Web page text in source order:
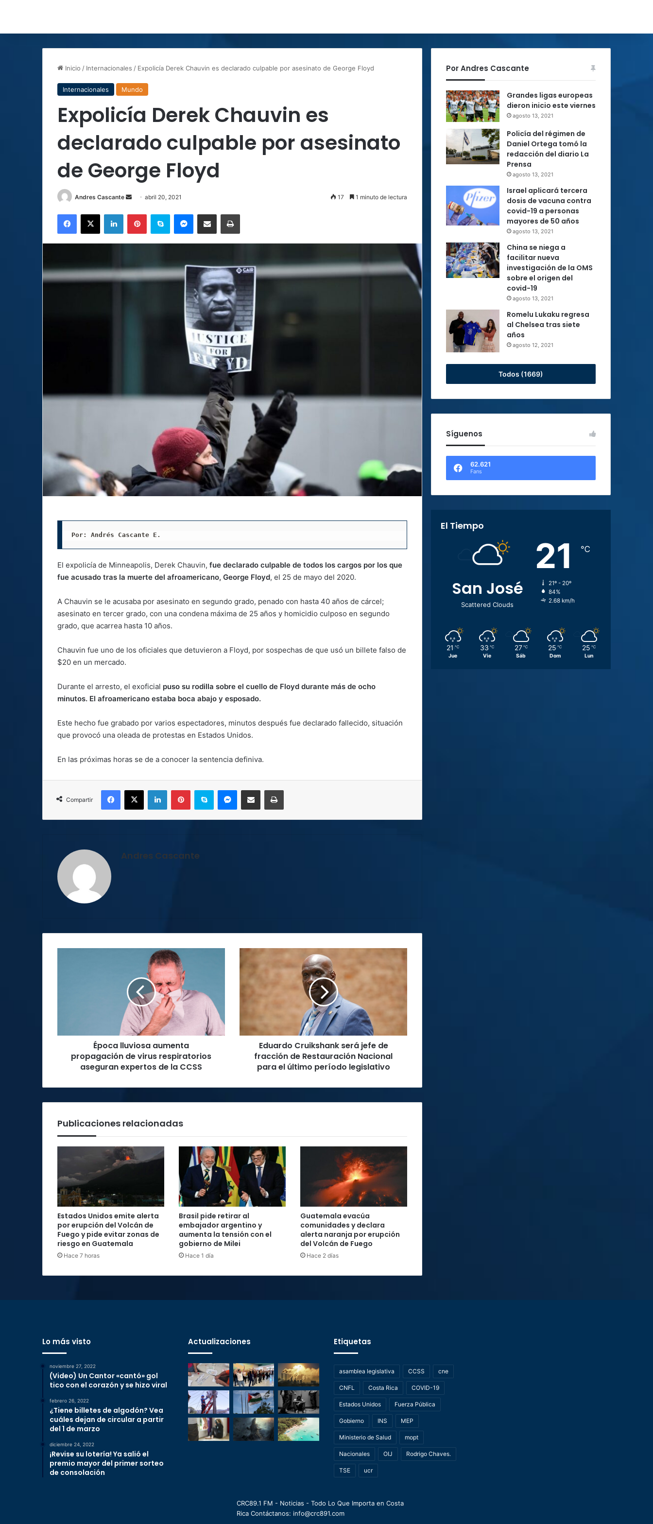
Inicio / Internacionales / Expolicía Derek Chauvin es declarado culpable por asesinato de George Floyd
Internacionales Mundo
Expolicía Derek Chauvin es
declarado culpable por asesinato
de George Floyd
Andres Cascante
Send
email
abril 20, 2021 17 1 minuto de lectura
Facebook
X LinkedInPinterestSkype MessengerCompartir por correo electrónicoImprimir
Por: Andrés Cascante E.
El expolicía de Minneapolis, Derek Chauvin, fue declarado culpable de todos los cargos por los que
fue acusado tras la muerte del afroamericano, George Floyd, el 25 de mayo del 2020.
A Chauvin se le acusaba por asesinato en segundo grado, penado con hasta 40 años de cárcel;
asesinato en tercer grado, con una condena máxima de 25 años y homicidio culposo en segundo
grado, que acarrea hasta 10 años.
Chauvin fue uno de los oficiales que detuvieron a Floyd, por sospechas de que usó un billete falso de
$20 en un mercado.
Durante el arresto, el exoficial puso su rodilla sobre el cuello de Floyd durante más de ocho
minutos. El afroamericano estaba boca abajo y esposado.
Este hecho fue grabado por varios espectadores, minutos después fue declarado fallecido, situación
que provocó una oleada de protestas en Estados Unidos.
En las próximas horas se de a conocer la sentencia definiva.
Compartir
Facebook
X LinkedInPinterestSkype MessengerCompartir por correo electrónicoImprimir
Andres Cascante
expertos
Época lluviosa aumenta
propagación de virus respiratorios
aseguran expertos de la CCSS
Eduardo
Cruikshank
jefe
fracción
Restauración
Nacional
legislativo
Eduardo Cruikshank será jefe de
fracción de Restauración Nacional
para el último período legislativo
Publicaciones relacionadas
Estados Unidos emite alerta
por erupción del Volcán de
Fuego y pide evitar zonas de
riesgo en Guatemala
Hace 7 horas
Brasil pide retirar al
embajador argentino y
aumenta la tensión con el
gobierno de Milei
Hace 1 día
Guatemala evacúa
comunidades y declara
alerta naranja por erupción
del Volcán de Fuego
Hace 2 días
Por Andres Cascante
Grandes ligas europeas
dieron inicio este viernes
agosto 13, 2021
Policía del régimen de
Daniel Ortega tomó la
redacción del diario La
Prensa
agosto 13, 2021
Israel aplicará tercera
dosis de vacuna contra
covid-19 a personas
mayores de 50 años
agosto 13, 2021
China se niega a
facilitar nueva
investigación de la OMS
sobre el origen del
covid-19
agosto 13, 2021
Romelu Lukaku regresa
al Chelsea tras siete
años
agosto 12, 2021
Todos (1669)
Síguenos
62.621
Fans
El Tiempo
San José
Scattered Clouds
21 ℃
21º - 20º
84%
2.68 km/h
21 ℃
Jue
33 ℃
Vie
27 ℃
Sáb
25 ℃
Dom
25 ℃
Lun
Lo más visto
noviembre 27, 2022
(Video) Un Cantor «cantó» gol
tico con el corazón y se hizo viral
febrero 26, 2022
¿Tiene billetes de algodón? Vea
cuáles dejan de circular a partir
del 1 de marzo
diciembre 24, 2022
¡Revise su lotería! Ya salió el
premio mayor del primer sorteo
de consolación
Actualizaciones Etiquetas
asamblea legislativa CCSS cne
CNFL Costa Rica COVID-19
Estados Unidos Fuerza Pública
Gobierno INS MEP
Ministerio de Salud mopt
Nacionales OIJ Rodrigo Chaves.
TSE ucr
CRC89.1 FM - Noticias - Todo Lo Que Importa en Costa
Rica Contáctanos: info@crc891.com